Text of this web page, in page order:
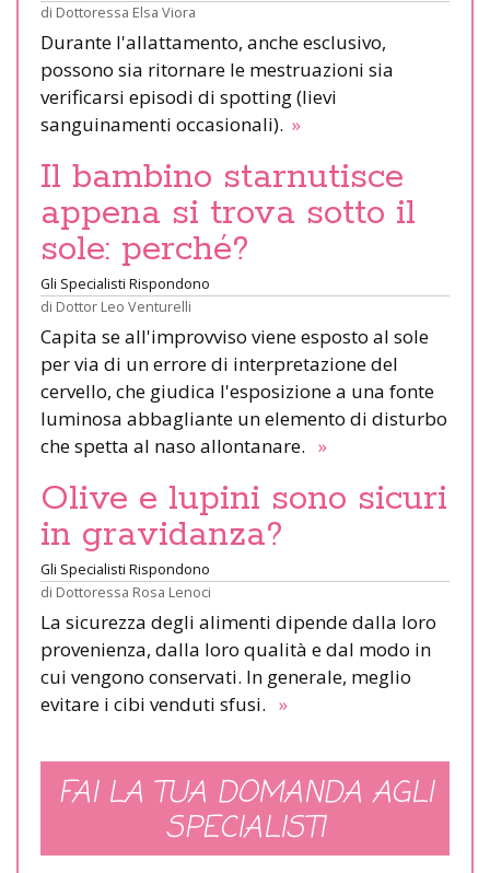
di Dottoressa Elsa Viora
Durante l'allattamento, anche esclusivo,
possono sia ritornare le mestruazioni sia
verificarsi episodi di spotting (lievi
sanguinamenti occasionali). »
Il bambino starnutisce
appena si trova sotto il
sole: perché?
Gli Specialisti Rispondono
di Dottor Leo Venturelli
Capita se all'improvviso viene esposto al sole
per via di un errore di interpretazione del
cervello, che giudica l'esposizione a una fonte
luminosa abbagliante un elemento di disturbo
che spetta al naso allontanare. »
Olive e lupini sono sicuri
in gravidanza?
Gli Specialisti Rispondono
di Dottoressa Rosa Lenoci
La sicurezza degli alimenti dipende dalla loro
provenienza, dalla loro qualità e dal modo in
cui vengono conservati. In generale, meglio
evitare i cibi venduti sfusi. »
FAI LA TUA DOMANDA AGLI
SPECIALISTI